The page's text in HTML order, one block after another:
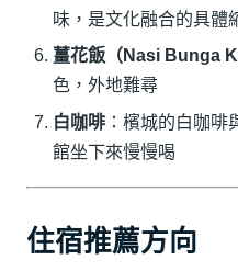
味，是文化融合的具體
薑花飯（Nasi Bunga
色，外地難尋
白咖啡 ：檳城的白咖
館坐下來慢慢喝
住宿推薦方向